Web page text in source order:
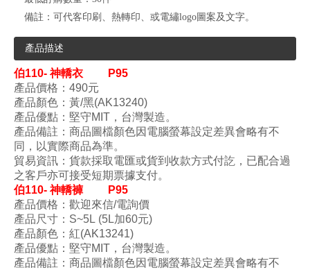
備註： 可代客印刷、熱轉印、或電繡logo圖案及文字。
產品描述
伯110-神轎衣 P95
產品價格： 490元
產品顏色：黃/黑(AK13240)
產品優點：堅守MIT ，台灣製造。
產品備註：商品圖檔顏色因電腦螢幕設定差異會略有不
同，以實際商品為準。
貿易資訊：貨款採取電匯或貨到收款方式付訖，已配合過
之客戶亦可接受短期票據支付。
伯110-神轎褲
P95
產品價格：歡迎來信/電詢價
產品尺寸：S~5L (5L加60元)
產品顏色：紅(AK13241)
產品優點：堅守MIT ，台灣製造。
產品備註：商品圖檔顏色因電腦螢幕設定差異會略有不